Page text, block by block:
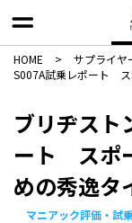
HOME > サプライヤ
S007A試乗レポート ス
ブリヂスト
ート スポ
めの秀逸タ
マニアック評価・試